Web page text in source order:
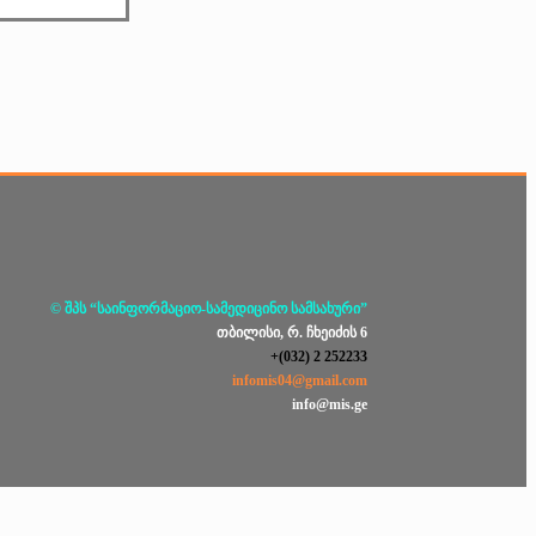
© შპს “საინფორმაციო-სამედიცინო სამსახური”
თბილისი, რ. ჩხეიძის 6
+(032) 2 252233
infomis04@gmail.com
info@mis.ge